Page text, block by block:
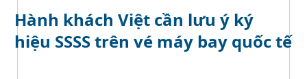
Hành khách Việt cần lưu ý ký
hiệu SSSS trên vé máy bay quốc tế